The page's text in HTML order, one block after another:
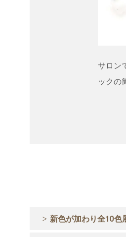
サロン
ックの
新色が加わり全10色